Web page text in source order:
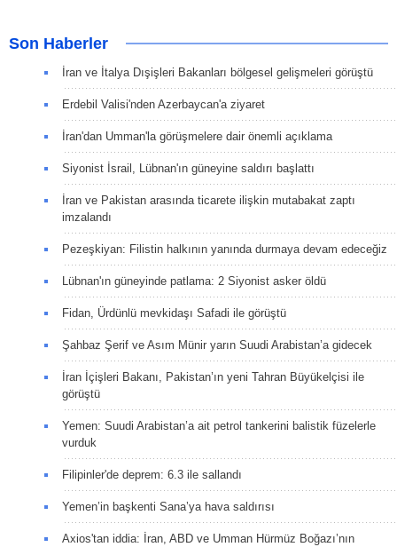
Son Haberler
İran ve İtalya Dışişleri Bakanları bölgesel gelişmeleri görüştü
Erdebil Valisi'nden Azerbaycan'a ziyaret
İran'dan Umman'la görüşmelere dair önemli açıklama
Siyonist İsrail, Lübnan'ın güneyine saldırı başlattı
İran ve Pakistan arasında ticarete ilişkin mutabakat zaptı
imzalandı
Pezeşkiyan: Filistin halkının yanında durmaya devam edeceğiz
Lübnan'ın güneyinde patlama: 2 Siyonist asker öldü
Fidan, Ürdünlü mevkidaşı Safadi ile görüştü
Şahbaz Şerif ve Asım Münir yarın Suudi Arabistan’a gidecek
İran İçişleri Bakanı, Pakistan’ın yeni Tahran Büyükelçisi ile
görüştü
Yemen: Suudi Arabistan’a ait petrol tankerini balistik füzelerle
vurduk
Filipinler'de deprem: 6.3 ile sallandı
Yemen’in başkenti Sana’ya hava saldırısı
Axios'tan iddia: İran, ABD ve Umman Hürmüz Boğazı’nın